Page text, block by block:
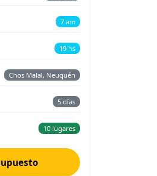
7 am
19 hs
Chos Malal, Neuquén
5 días
10 lugares